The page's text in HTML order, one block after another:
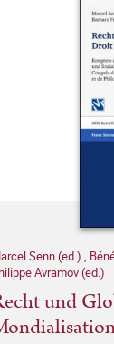
Senn (ed.) ,
Avramov (ed.)
und